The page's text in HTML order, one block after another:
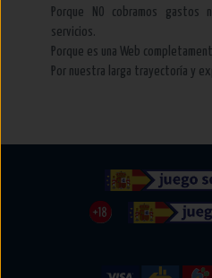
Porque NO cobramos gastos
servicios.
Porque es una Web
Por nuestra larga trayectoría y